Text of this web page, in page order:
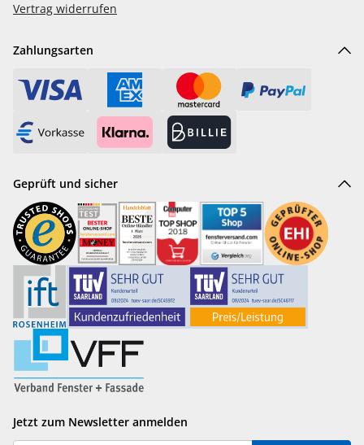
Vertrag widerrufen
Zahlungsarten
Geprüft und sicher
Jetzt zum Newsletter anmelden